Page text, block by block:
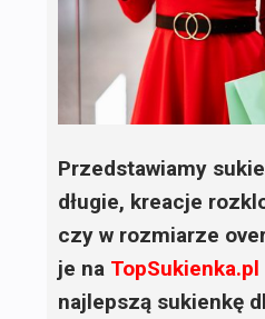
Przedstawiamy
długie, kreacje
czy w rozmiarze
je na TopSukienka.pl
najlepszą sukienkę